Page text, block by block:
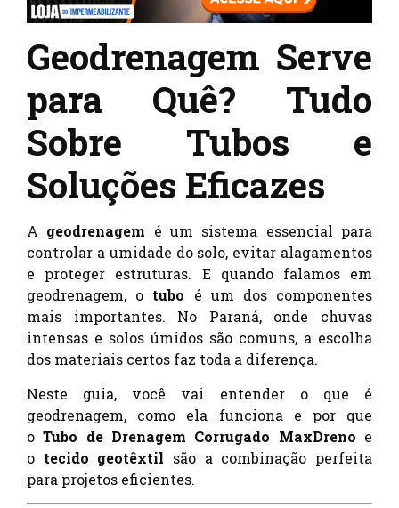
Geodrenagem Serve
para Quê? Tudo
Sobre Tubos e
Soluções Eficazes
A geodrenagem é um sistema essencial para
controlar a umidade do solo, evitar alagamentos
e proteger estruturas. E quando falamos em
geodrenagem, o tubo é um dos componentes
mais importantes. No Paraná, onde chuvas
intensas e solos úmidos são comuns, a escolha
dos materiais certos faz toda a diferença.
Neste guia, você vai entender o que é
geodrenagem, como ela funciona e por que
oTubo de Drenagem Corrugado MaxDreno e
o tecido geotêxtil são a combinação perfeita
para projetos eficientes.